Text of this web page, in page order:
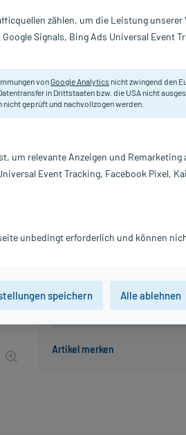
ab 19€ Mindestbestellwert!
Grundpreis: 291,80 € / l
Der Artikel ist momentan
Beratung für
Homöopathisches Arzneimittel.
Darreichung:
Hersteller:
zählen, um die Leistung unserer
Signals, Bing Ads Universal Event
vonGoogle Analytics nicht zwingend den
in Drittstaaten bzw. die USA nicht
geprüft und nachvollzogen werden.
um relevante Anzeigen und Remarketing
Event Tracking, Facebook Pixel,
unbedingt erforderlich und können
speichern Alle ablehnen